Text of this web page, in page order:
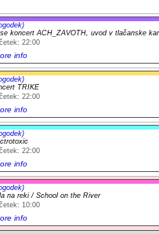
koncert ACH_ZAVOTH, uvod v tlačanske
22:00
info
TRIKE
22:00
info
22:00
info
na reki / School on the River
10:00
info